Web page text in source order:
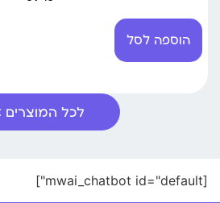
הוספה לסל
לכל המוצרים
[mwai_chatbot id="default"]